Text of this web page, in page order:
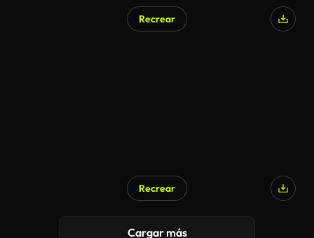
Recrear
Recrear
Cargar más